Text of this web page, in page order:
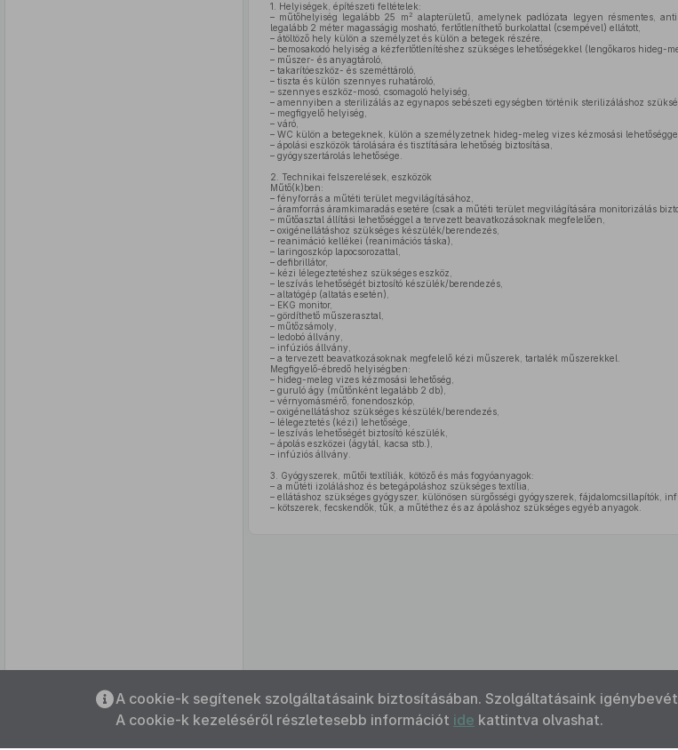
Az oldalmenübe visszatéréshez
ALT + S billentyűket.
1.
Helyiségek, építészeti feltételek:
– műtőhelyiség legalább 25 m 2
alapterületű, amelynek padlózata legyen résmentes,
legalább 2 méter magasságig mosható, fertőtleníthető burkolattal (csempével) ellátott,
– átöltöző hely külön a személyzet és külön a betegek részére,
– bemosakodó helyiség a kézfertőtlenítéshez szükséges lehetőségekkel (lengőkaros hideg-
– műszer- és anyagtároló,
– takarítóeszköz- és szeméttároló,
– tiszta és külön szennyes ruhatároló,
– szennyes eszköz-mosó, csomagoló helyiség,
– amennyiben a sterilizálás az egynapos sebészeti egységben történik sterilizáláshoz
– megfigyelő helyiség,
– váró,
– WC külön a betegeknek, külön a személyzetnek hideg-meleg vizes kézmosási
– ápolási eszközök tárolására és tisztítására lehetőség biztosítása,
– gyógyszertárolás lehetősége.
2.
Technikai felszerelések, eszközök
Műtő(k)ben:
– fényforrás a műtéti terület megvilágításához,
– áramforrás áramkimaradás esetére (csak a műtéti terület megvilágítására monitorizálás
– műtőasztal állítási lehetőséggel a tervezett beavatkozásoknak megfelelően,
– oxigénellátáshoz szükséges készülék/berendezés,
– reanimáció kellékei (reanimációs táska),
– laringoszkóp lapocsorozattal,
– defibrillátor,
– kézi lélegeztetéshez szükséges eszköz,
– leszívás lehetőségét biztosító készülék/berendezés,
– altatógép (altatás esetén),
– EKG monitor,
– gördíthető műszerasztal,
– műtőzsámoly,
– ledobó állvány,
– infúziós állvány,
– a tervezett beavatkozásoknak megfelelő kézi műszerek, tartalék műszerekkel.
Megfigyelő-ébredő helyiségben:
– hideg-meleg vizes kézmosási lehetőség,
– guruló ágy (műtőnként legalább 2 db),
– vérnyomásmérő, fonendoszkóp,
– oxigénellátáshoz szükséges készülék/berendezés,
– lélegeztetés (kézi) lehetősége,
– leszívás lehetőségét biztosító készülék,
– ápolás eszközei (ágytál, kacsa stb.),
– infúziós állvány.
3.
Gyógyszerek, műtői textíliák, kötöző és más fogyóanyagok:
– a műtéti izoláláshoz és betegápoláshoz szükséges textília,
– ellátáshoz szükséges gyógyszer, különösen sürgősségi gyógyszerek, fájdalomcsillapítók,
– kötszerek, fecskendők, tűk, a műtéthez és az ápoláshoz szükséges egyéb anyagok.
A cookie-k segítenek szolgáltatásaink biztosításában. Szolgáltatásaink
A cookie-k kezeléséről részletesebb információt ide kattintva olvashat.